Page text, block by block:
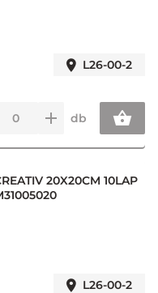
L26-00-2
db
20X20CM 10LAP
L26-00-2